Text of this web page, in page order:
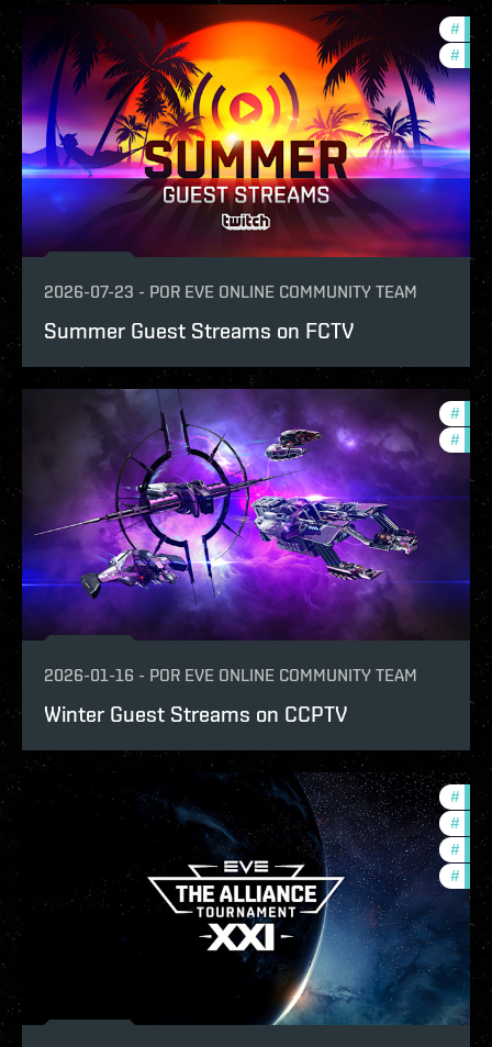
#
#
2026-07-23 - POR EVE ONLINE COMMUNITY TEAM
Summer Guest Streams on FCTV
#
#
2026-01-16 - POR EVE ONLINE COMMUNITY TEAM
Winter Guest Streams on CCPTV
#
#
# pvp
#